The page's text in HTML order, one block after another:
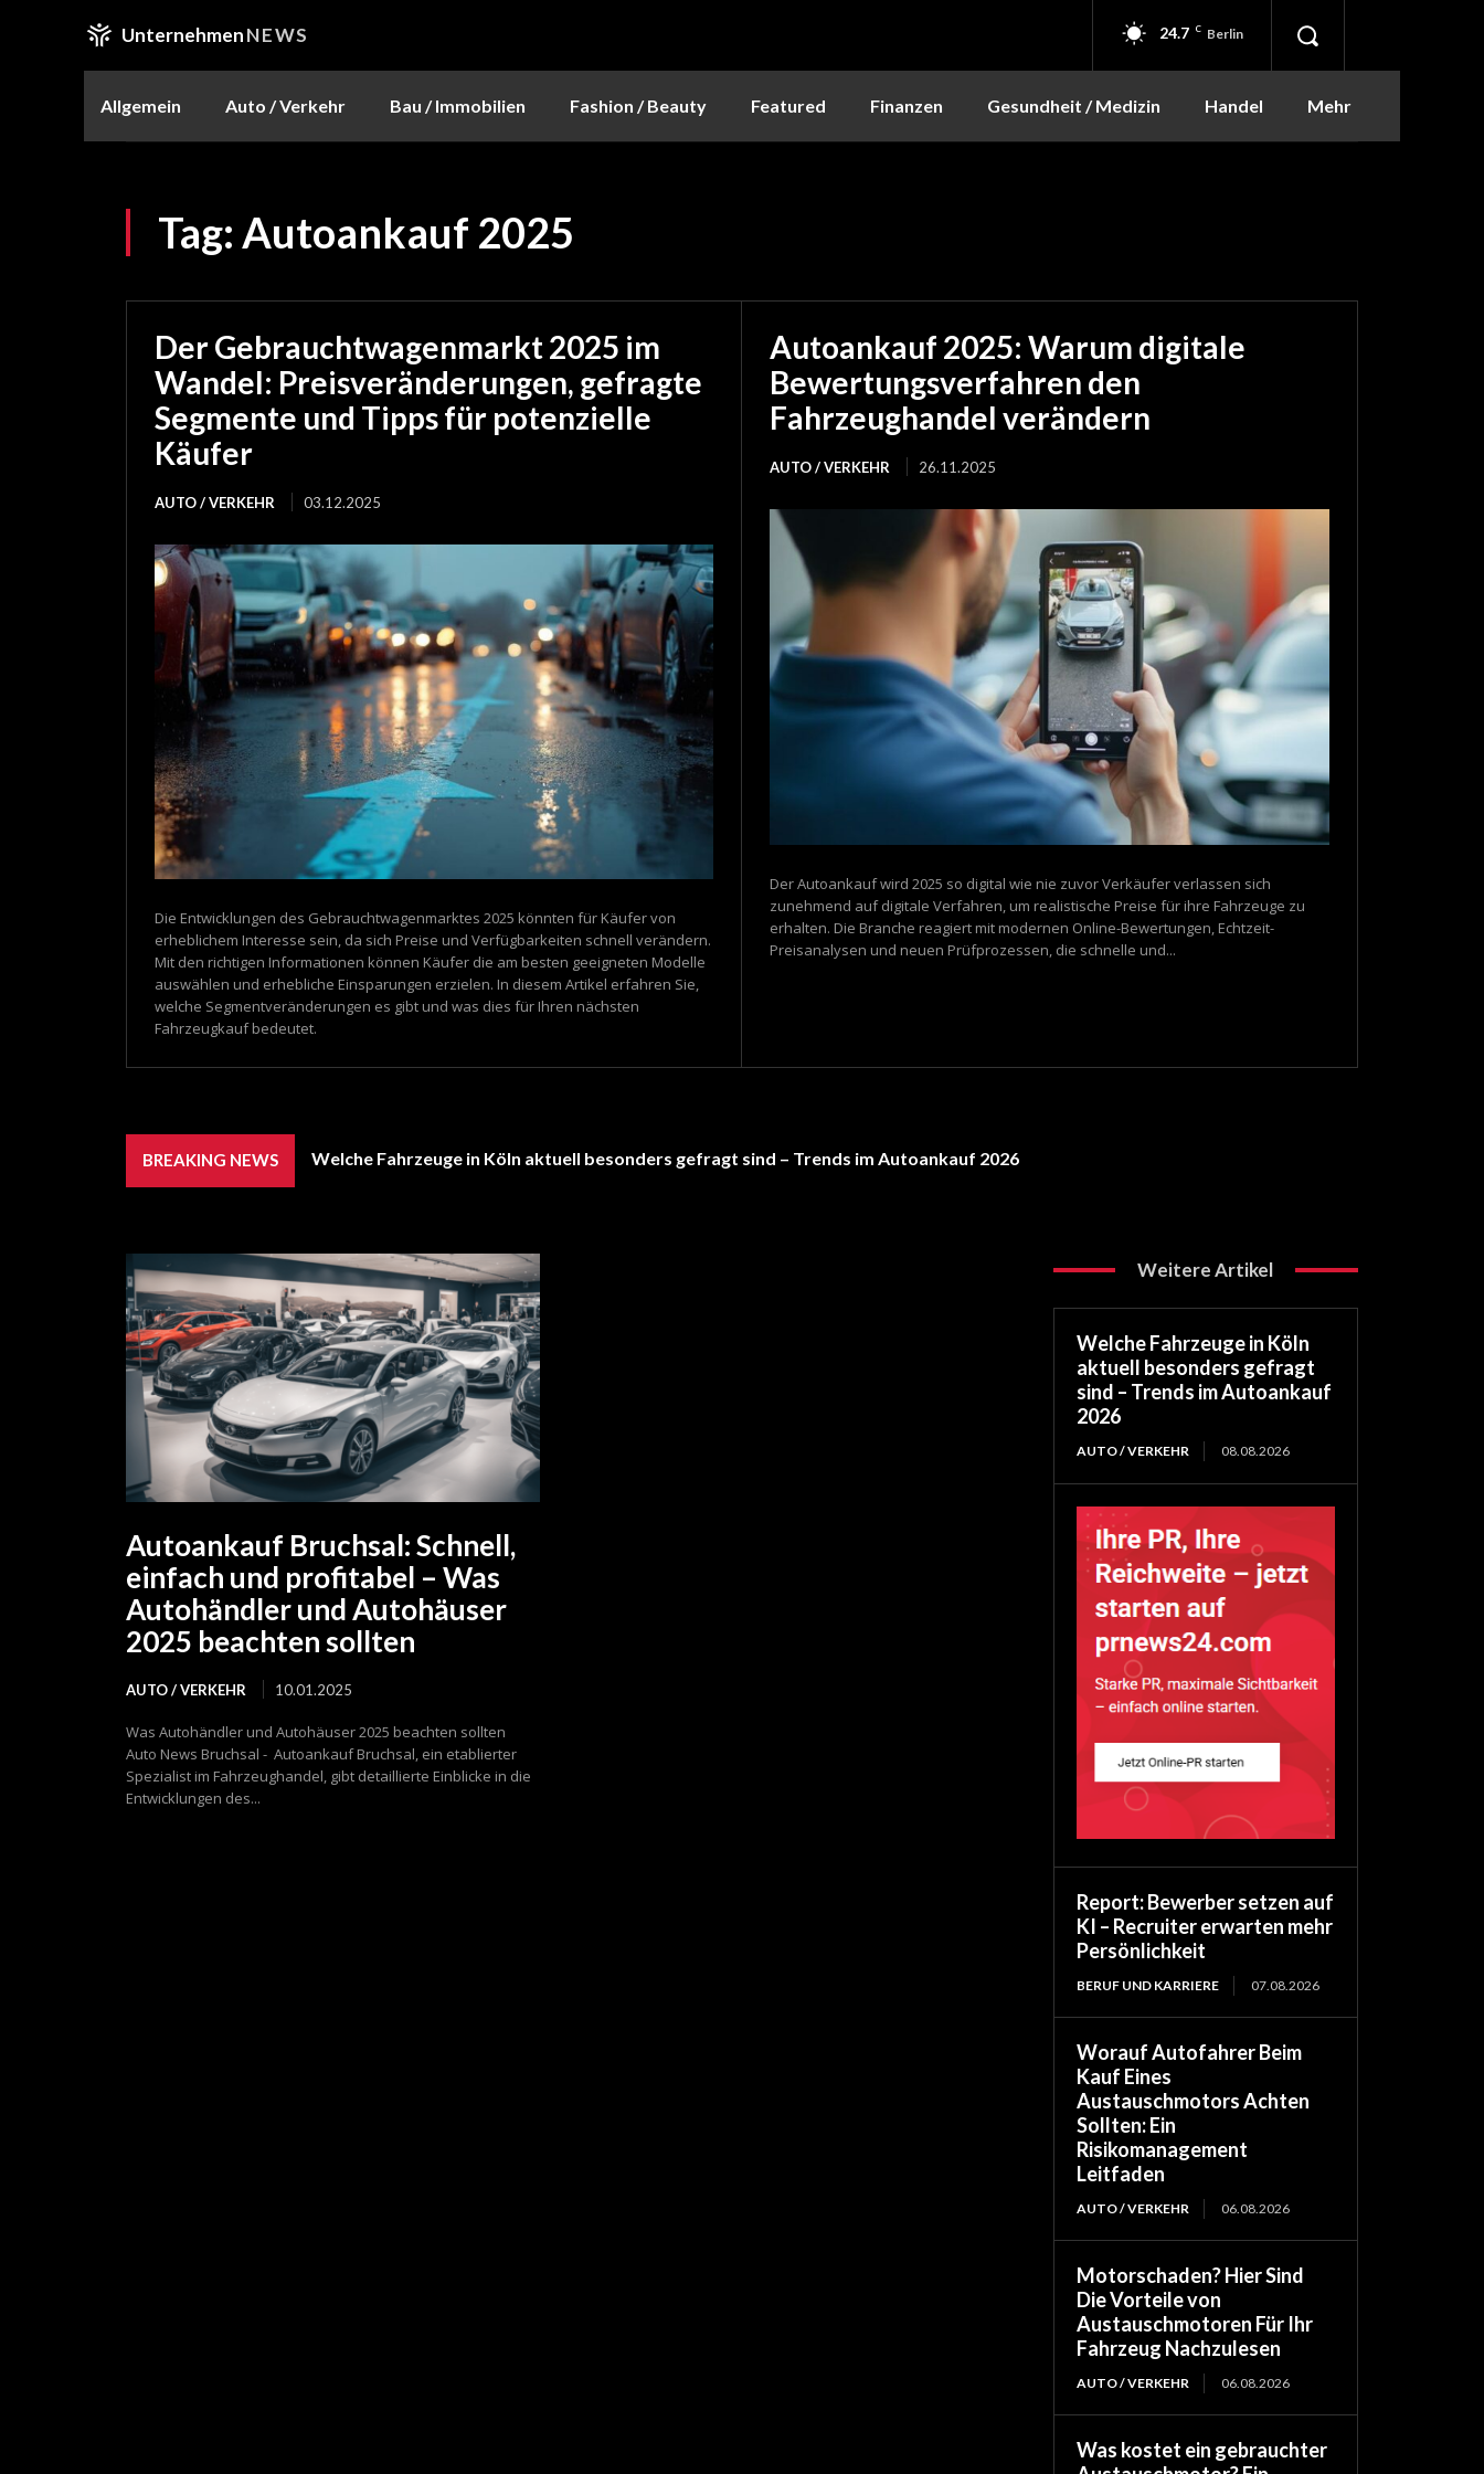
UnternehmenNEWS 24.7 C Berlin
Allgemein Auto / Verkehr Bau / Immobilien Fashion / Beauty Featured Finanzen Gesundheit / Medizin Handel Mehr
Tag: Autoankauf 2025
Der Gebrauchtwagenmarkt 2025 im
Wandel: Preisveränderungen, gefragte
Segmente und Tipps für potenzielle
Käufer
AUTO / VERKEHR 03.12.2025
Die Entwicklungen des Gebrauchtwagenmarktes 2025 könnten für Käufer von
erheblichem Interesse sein, da sich Preise und Verfügbarkeiten schnell verändern.
Mit den richtigen Informationen können Käufer die am besten geeigneten Modelle
auswählen und erhebliche Einsparungen erzielen. In diesem Artikel erfahren Sie,
welche Segmentveränderungen es gibt und was dies für Ihren nächsten
Fahrzeugkauf bedeutet.
Autoankauf 2025: Warum digitale
Bewertungsverfahren den
Fahrzeughandel verändern
AUTO / VERKEHR 26.11.2025
Der Autoankauf wird 2025 so digital wie nie zuvor Verkäufer verlassen sich
zunehmend auf digitale Verfahren, um realistische Preise für ihre Fahrzeuge zu
erhalten. Die Branche reagiert mit modernen Online-Bewertungen, Echtzeit-
Preisanalysen und neuen Prüfprozessen, die schnelle und...
BREAKING NEWS Welche Fahrzeuge in Köln aktuell besonders gefragt sind – Trends im Autoankauf 2026
Autoankauf Bruchsal: Schnell,
einfach und profitabel – Was
Autohändler und Autohäuser
2025 beachten sollten
AUTO / VERKEHR 10.01.2025
Was Autohändler und Autohäuser 2025 beachten sollten
Auto News Bruchsal - Autoankauf Bruchsal, ein etablierter
Spezialist im Fahrzeughandel, gibt detaillierte Einblicke in die
Entwicklungen des...
Weitere Artikel
Welche Fahrzeuge in Köln
aktuell besonders gefragt
sind – Trends im Autoankauf
2026
AUTO / VERKEHR 08.08.2026
Report: Bewerber setzen auf
KI – Recruiter erwarten mehr
Persönlichkeit
BERUF UND KARRIERE 07.08.2026
Worauf Autofahrer Beim
Kauf Eines
Austauschmotors Achten
Sollten: Ein
Risikomanagement
Leitfaden
AUTO / VERKEHR 06.08.2026
Motorschaden? Hier Sind
Die Vorteile von
Austauschmotoren Für Ihr
Fahrzeug Nachzulesen
AUTO / VERKEHR 06.08.2026
Was kostet ein gebrauchter